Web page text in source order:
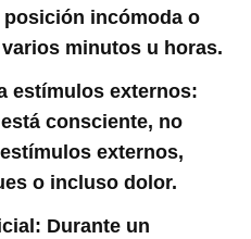
posición incómoda o
minutos u horas.
estímulos externos:
consciente, no
externos,
o incluso dolor.
Durante un